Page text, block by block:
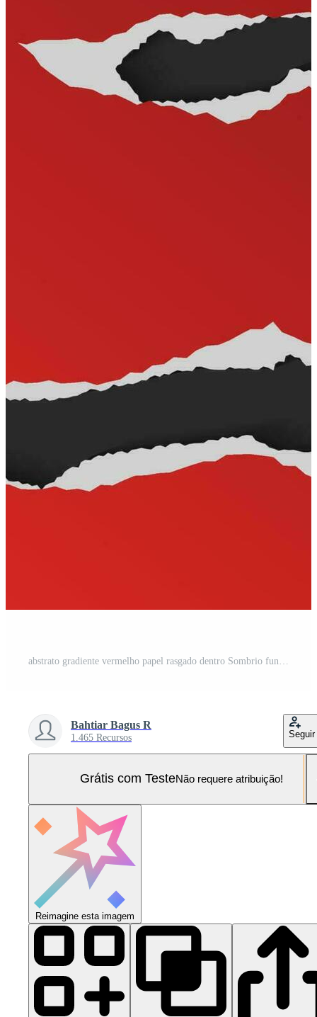
Bahtiar Bagus R
1.465 Recursos Seguir
Grátis com TesteNão requere atribuição!
Reimagine esta imagem